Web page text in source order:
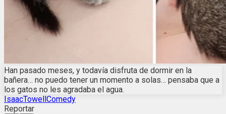
Han pasado meses, y todavía disfruta de dormir en la
bañera… no puedo tener un momento a solas… pensaba que a
los gatos no les agradaba el agua.
IsaacTowellComedy
Reportar